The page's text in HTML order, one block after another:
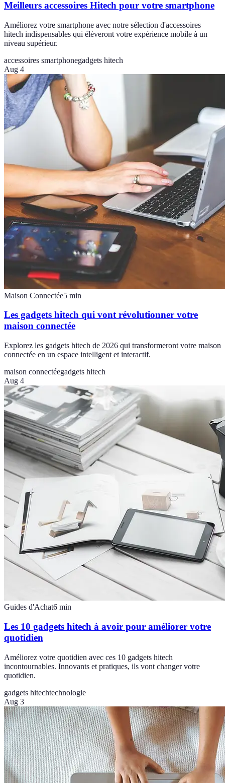
Meilleurs accessoires Hitech pour votre smartphone
Améliorez votre smartphone avec notre sélection d'accessoires
hitech indispensables qui élèveront votre expérience mobile à un
niveau supérieur.
accessoires smartphonegadgets hitech
Aug 4
Maison Connectée5 min
Les gadgets hitech qui vont révolutionner votre
maison connectée
Explorez les gadgets hitech de 2026 qui transformeront votre maison
connectée en un espace intelligent et interactif.
maison connectéegadgets hitech
Aug 4
Guides d'Achat6 min
Les 10 gadgets hitech à avoir pour améliorer votre
quotidien
Améliorez votre quotidien avec ces 10 gadgets hitech
incontournables. Innovants et pratiques, ils vont changer votre
quotidien.
gadgets hitechtechnologie
Aug 3